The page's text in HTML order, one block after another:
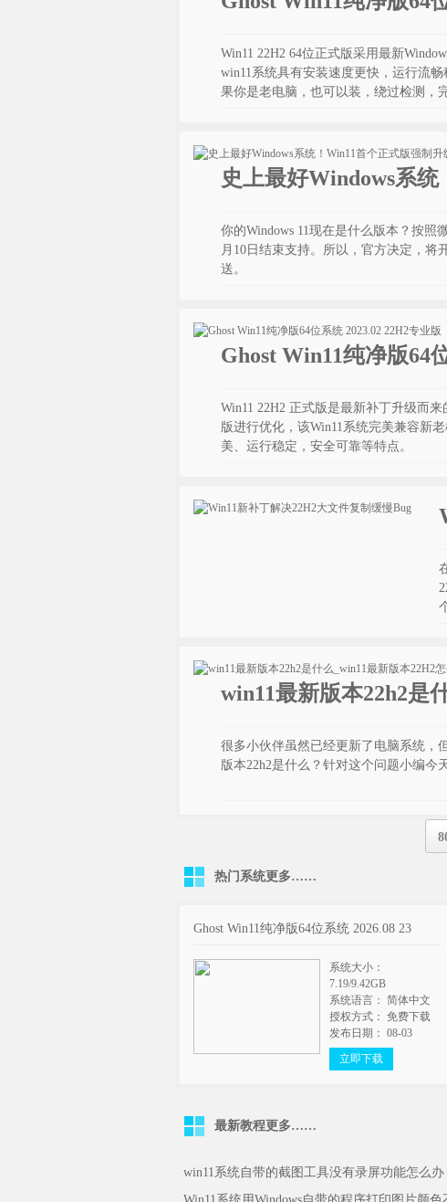
Win11 22H2 64位正式版采用最新
win11系统具有安装速度更快，运行流
果你是老电脑，也可以装，绕过检测，
史上最好Windows系
你的Windows 11现在是什么版本？按照
月10日结束支持。所以，官方决定，将
送。
Ghost Win11纯净版64
Win11 22H2 正式版是最新补丁升级而来
版进行优化，该Win11系统完美兼容新
美、运行稳定，安全可靠等特点。
win11最新版本22h2是
很多小伙伴虽然已经更新了电脑系统，
版本22h2是什么？针对这个问题小编今
热门系统更多……
Ghost Win11纯净版64位系统 2026.08 23
系统大小：
7.19/9.42GB
系统语言： 简体中文
授权方式： 免费下载
发布日期： 08-03
立即下载
最新教程更多……
win11系统自带的截图工具没有录屏功能怎么办